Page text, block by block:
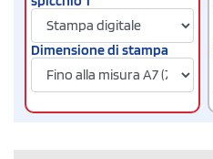
Dimensione di stampa